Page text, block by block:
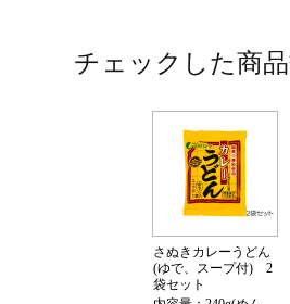
チェックした商
さぬきカレーうどん
(ゆで、スープ付) 2
袋セット